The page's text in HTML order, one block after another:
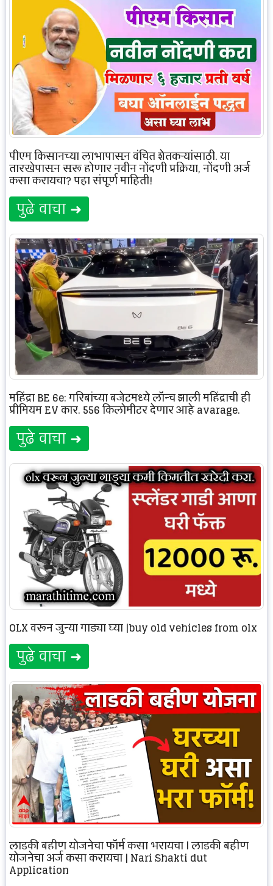
पीएम किसानच्या लाभापासून वंचित शेतकऱ्यांसाठी, या
तारखेपासून सुरू होणार नवीन नोंदणी प्रक्रिया, नोंदणी अर्ज
कसा करायचा? पहा संपूर्ण माहिती!
पुढे वाचा ➜
महिंद्रा BE 6e: गरिबांच्या बजेटमध्ये लॉन्च झाली महिंद्राची ही
प्रीमियम EV कार. 556 किलोमीटर देणार आहे avarage.
पुढे वाचा ➜
OLX वरून जुन्या गाड्या घ्या |buy old vehicles from olx
पुढे वाचा ➜
लाडकी बहीण योजनेचा फॉर्म कसा भरायचा | लाडकी बहीण
योजनेचा अर्ज कसा करायचा | Nari Shakti dut
Application